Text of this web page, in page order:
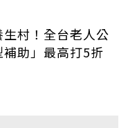
生村！全台老人公
助」最高打5折